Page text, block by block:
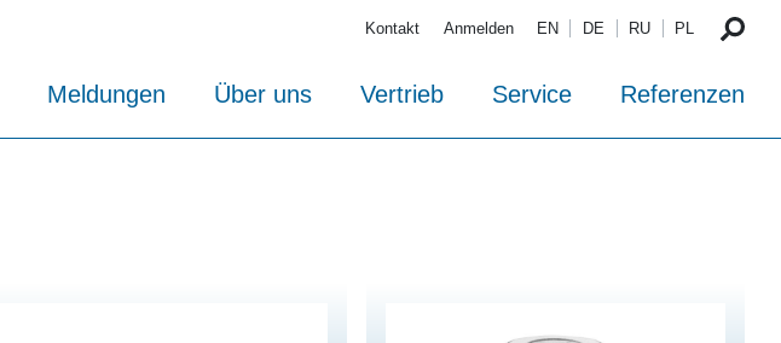
Kontakt Anmelden EN DE RU PL
Meldungen Über uns Vertrieb Service Referenzen